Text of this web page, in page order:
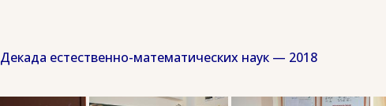
Декада естественно-математических наук — 2018